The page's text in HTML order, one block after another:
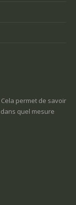
Cela permet de savoir
quel mesure